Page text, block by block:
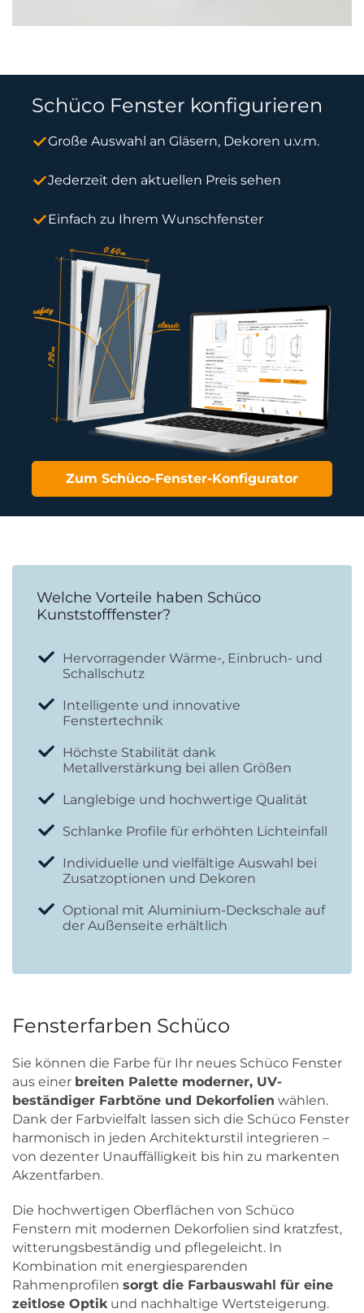
Schüco Fenster konfigurieren
Große Auswahl an Gläsern, Dekoren u.v.m.
Jederzeit den aktuellen Preis sehen
Einfach zu Ihrem Wunschfenster
Zum Schüco-Fenster-Konfigurator
Welche Vorteile haben Schüco
Kunststofffenster?
Hervorragender Wärme-, Einbruch- und
Schallschutz
Intelligente und innovative
Fenstertechnik
Höchste Stabilität dank
Metallverstärkung bei allen Größen
Langlebige und hochwertige Qualität
Schlanke Profile für erhöhten Lichteinfall
Individuelle und vielfältige Auswahl bei
Zusatzoptionen und Dekoren
Optional mit Aluminium-Deckschale auf
der Außenseite erhältlich
Fensterfarben Schüco
Sie können die Farbe für Ihr neues Schüco Fenster
aus einer breiten Palette moderner, UV-
beständiger Farbtöne und Dekorfolien wählen.
Dank der Farbvielfalt lassen sich die Schüco Fenster
harmonisch in jeden Architekturstil integrieren –
von dezenter Unauffälligkeit bis hin zu markenten
Akzentfarben.
Die hochwertigen Oberflächen von Schüco
Fenstern mit modernen Dekorfolien sind kratzfest,
witterungsbeständig und pflegeleicht. In
Kombination mit energiesparenden
Rahmenprofilen sorgt die Farbauswahl für eine
zeitlose Optikund nachhaltige Wertsteigerung.